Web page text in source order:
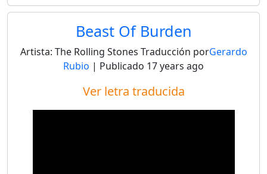
Beast Of Burden
Artista: The Rolling Stones Traducción porGerardo
Rubio | Publicado 17 years ago
Ver letra traducida